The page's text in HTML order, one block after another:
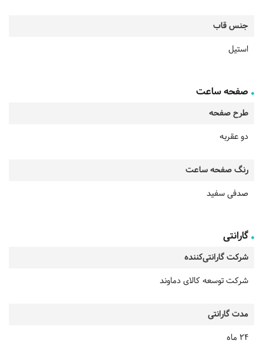
جنس قاب
استیل
صفحه ساعت
طرح صفحه
دو عقربه
رنگ صفحه ساعت
صدفی سفید
گارانتی
شرکت گارانتی‌کننده
شرکت توسعه کالای دماوند
مدت گارانتی
24 ماه